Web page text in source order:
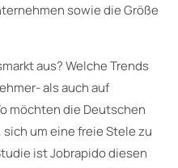
sowie die Größe
aus? Welche Trends
als auch auf
möchten die Deutschen
um eine freie Stele zu
ist Jobrapido diesen